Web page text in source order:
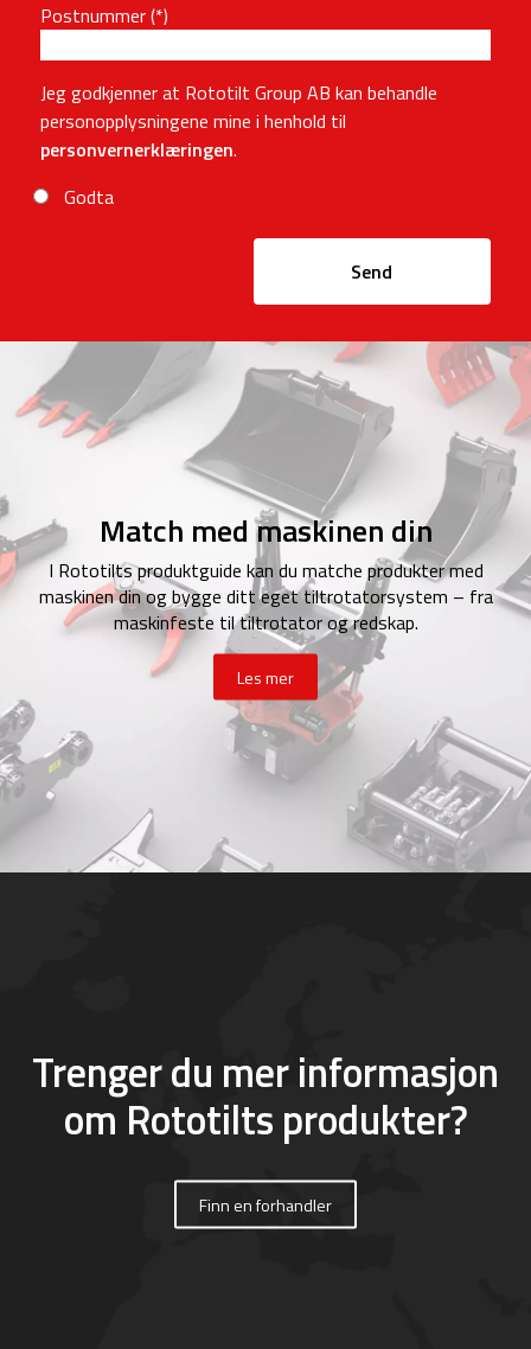
Postnummer
Jeg godkjenner at Rototilt Group AB kan behandle
personopplysningene mine i henhold til
personvernerklæringen.
Godta
Send
Match med maskinen din
I Rototilts produktguide kan du matche produkter med
maskinen din og bygge ditt eget tiltrotatorsystem – fra
maskinfeste til tiltrotator og redskap.
Les mer
Trenger du mer informasjon
om Rototilts produkter?
Finn en forhandler